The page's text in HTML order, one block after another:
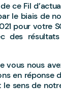
ce Fil
le biais de
pour votre
des
vous nous
en réponse
sens de